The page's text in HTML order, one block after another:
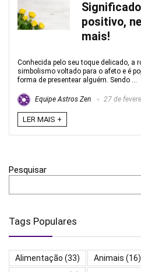
positivo,
mais!
Conhecida pelo seu toque delicado, a
simbolismo voltado para o afeto e é
forma de presentear alguém. Sendo ...
Equipe Astros Zen 27 de
LER MAIS +
Pesquisar
Tags Populares
Alimentação (33) Animais (16)